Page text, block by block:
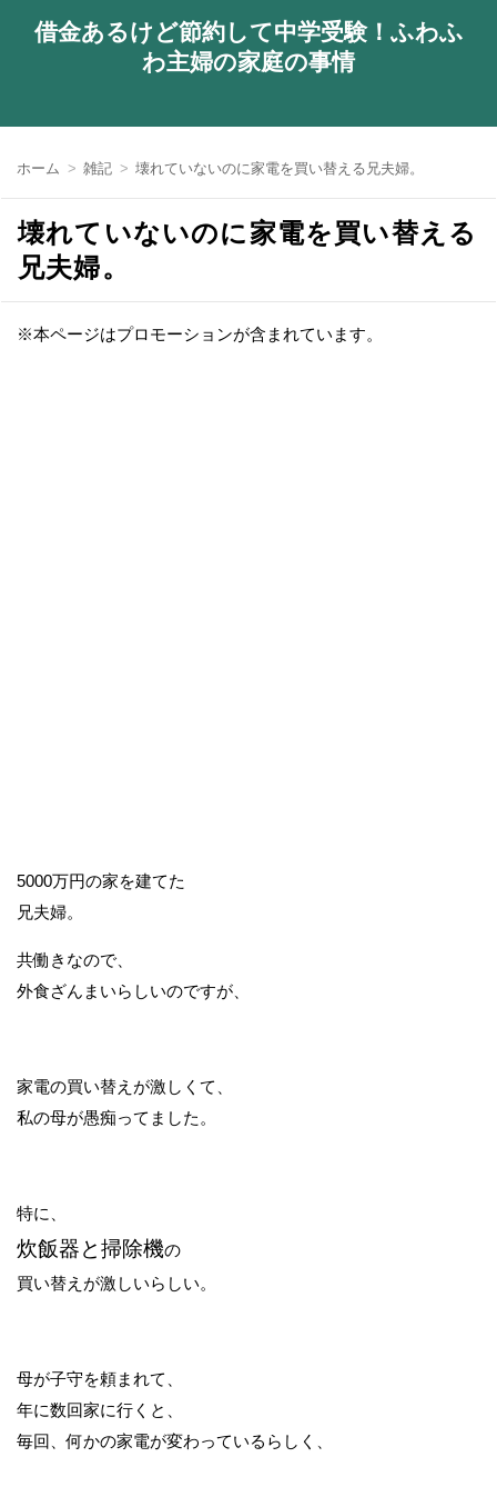
借金あるけど節約して中学受験！ふわふ
わ主婦の家庭の事情
ホーム 雑記 壊れていないのに家電を買い替える兄夫婦。
壊れていないのに家電を買い替える
兄夫婦。
※本ページはプロモーションが含まれています。
5000万円の家を建てた
兄夫婦。
共働きなので、
外食ざんまいらしいのですが、
家電の買い替えが激しくて、
私の母が愚痴ってました。
特に、
炊飯器と掃除機の
買い替えが激しいらしい。
母が子守を頼まれて、
年に数回家に行くと、
毎回、何かの家電が変わっているらしく、